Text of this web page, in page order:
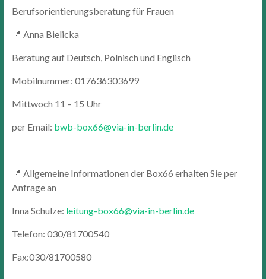
Berufsorientierungsberatung für Frauen
📍 Anna Bielicka
Beratung auf Deutsch, Polnisch und Englisch
Mobilnummer: 017636303699
Mittwoch 11 – 15 Uhr
per Email: bwb-box66@via-in-berlin.de
📍 Allgemeine Informationen der Box66 erhalten Sie per
Anfrage an
Inna Schulze: leitung-box66@via-in-berlin.de
Telefon: 030/81700540
Fax:030/81700580